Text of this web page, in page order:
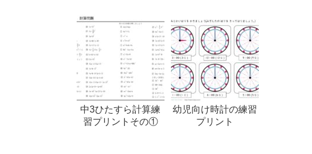
中3ひたすら計算練
習プリントその①
幼児向け時計の練習
プリント